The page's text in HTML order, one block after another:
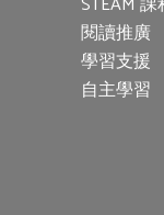
閱讀推廣
學習支援
自主學習